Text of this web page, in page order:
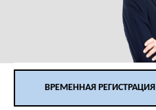
ВРЕМЕННАЯ РЕГИСТРАЦИЯ